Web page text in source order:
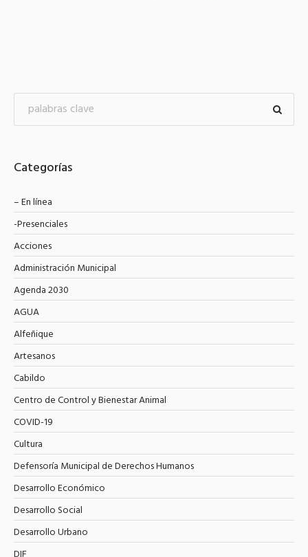
Categorías
– En línea
-Presenciales
Acciones
Administración Municipal
Agenda 2030
AGUA
Alfeñique
Artesanos
Cabildo
Centro de Control y Bienestar Animal
COVID-19
Cultura
Defensoría Municipal de Derechos Humanos
Desarrollo Económico
Desarrollo Social
Desarrollo Urbano